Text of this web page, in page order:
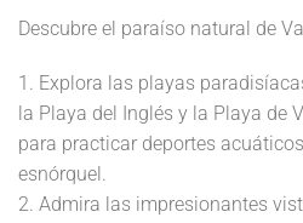
Descubre el paraíso natural de
1. Explora las playas
la Playa del Inglés y la Playa de
para practicar deportes
esnórquel.
2. Admira las impresionantes